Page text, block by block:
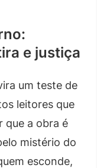
e justiça
um teste de
leitores que
que a obra é
mistério do
esconde,